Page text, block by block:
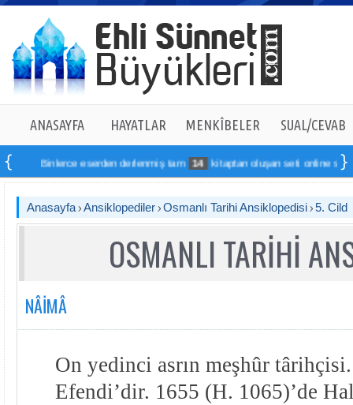
ANASAYFA HAYATLAR MENKÎBELER SUAL/CEVAB
Binlerce eserden derlenmiş tam 14 kitaptan oluşan seti online sipariş
Anasayfa Ansiklopediler Osmanlı Tarihi Ansiklopedisi 5. Cild
OSMANLI TARİHİ
NÂİMÂ
On yedinci asrın meşhûr
Efendi’dir. 1655 (H. 1065)’de